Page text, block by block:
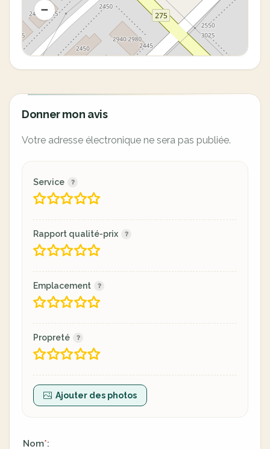
Donner mon avis
Votre adresse électronique ne sera pas publiée.
Service
Rapport qualité-prix
Emplacement
Propreté
Ajouter des photos
Nom*: